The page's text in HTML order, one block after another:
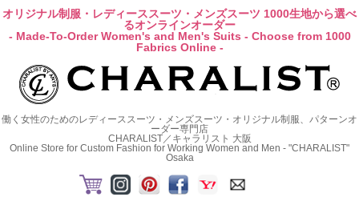
オリジナル制服・レディーススーツ・メンズスーツ 1000生地から選べ
るオンラインオーダー
- Made-To-Order Women's and Men's Suits - Choose from 1000
Fabrics Online -
働く女性のためのレディーススーツ・メンズスーツ・オリジナル制服、パターンオ
ーダー専門店
CHARALIST／キャラリスト 大阪
Online Store for Custom Fashion for Working Women and Men - "CHARALIST"
Osaka